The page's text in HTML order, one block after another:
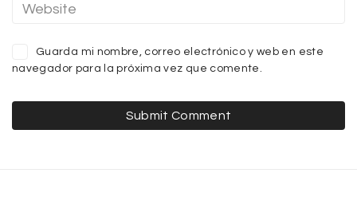
Guarda mi nombre, correo electrónico y web en este
navegador para la próxima vez que comente.